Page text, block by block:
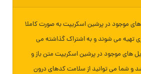
های موجود در پرشین اسکریپت به صورت کاملا
تهیه می شوند و به اشتراک گذاشته می
های موجود در پرشین اسکریپت متن باز و
و شما می توانید از سلامت کدهای درون